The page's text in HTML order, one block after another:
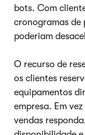
bots. Com
cronogramas de
poderiam
O recurso de
os clientes
equipamentos
empresa. Em
vendas